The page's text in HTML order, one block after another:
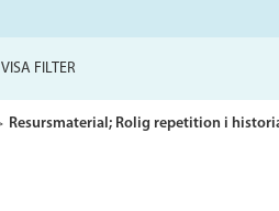
VISA FILTER
Resursmaterial; Rolig repetition i